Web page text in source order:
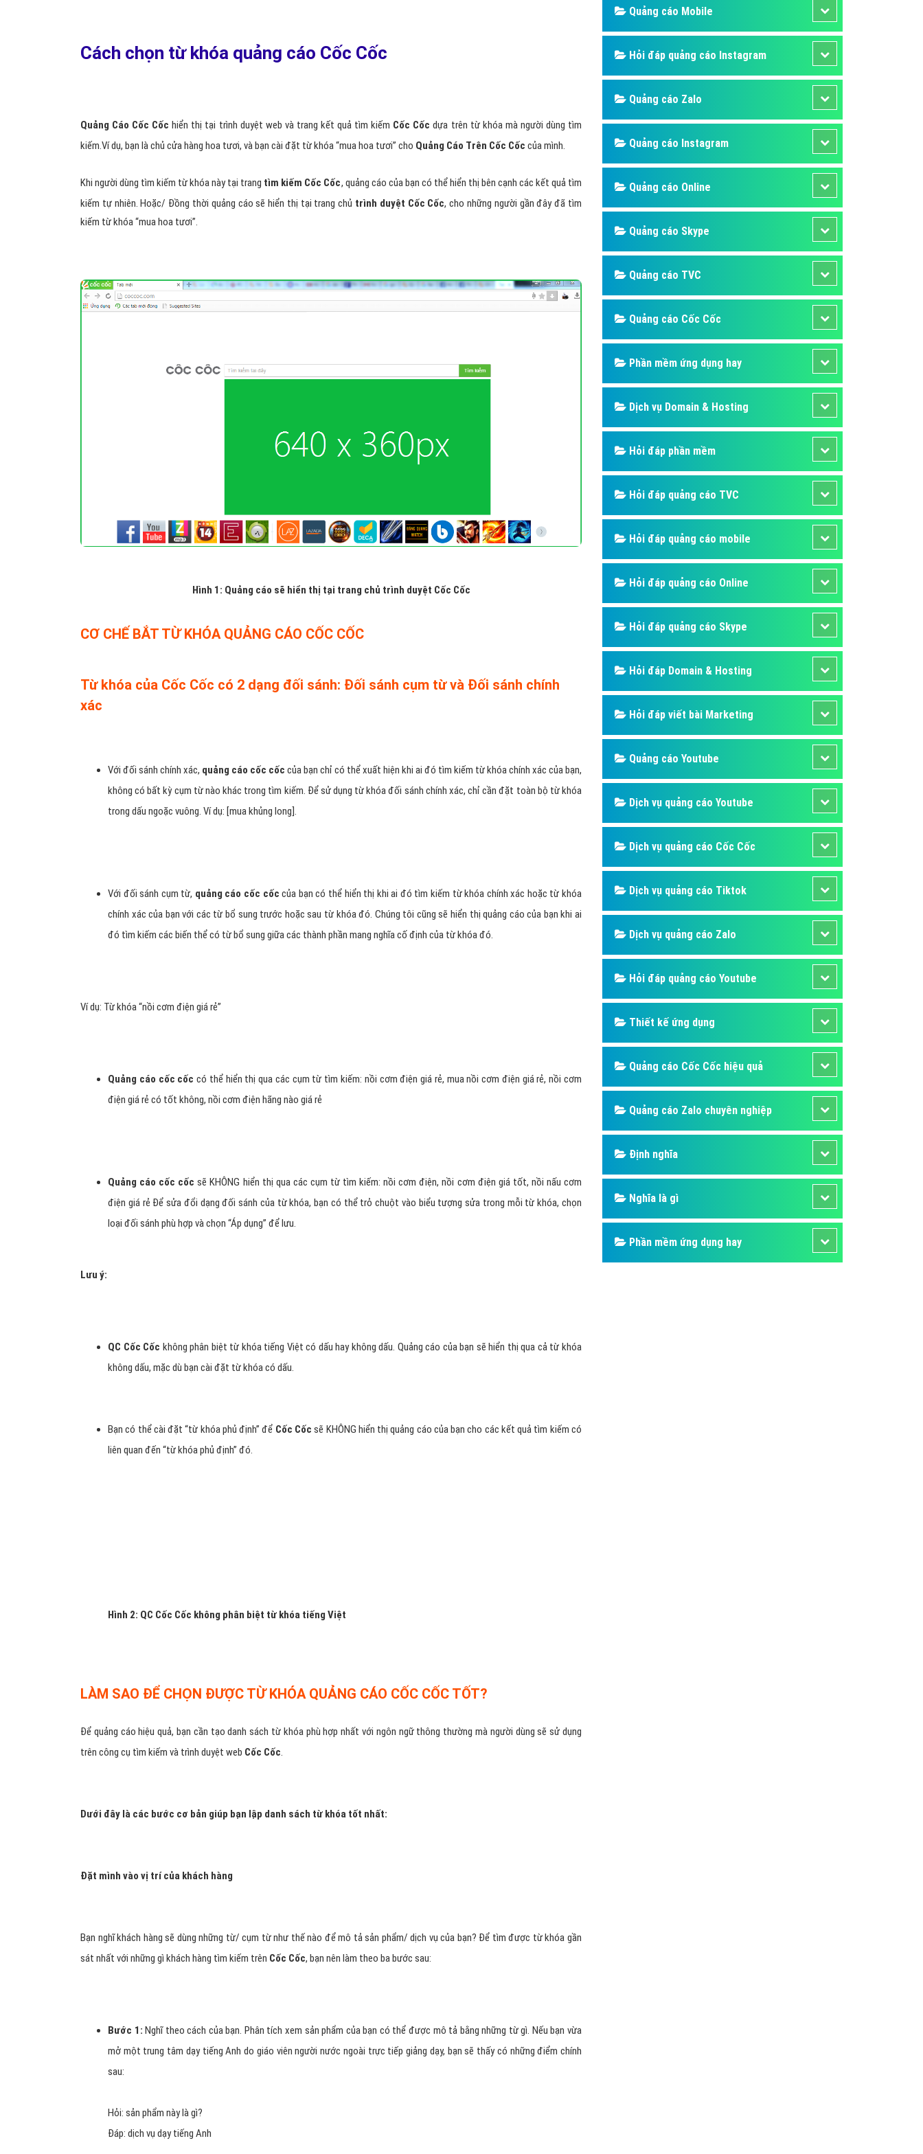
Hỏi đáp quảng cáo TVC
Hỏi đáp quảng cáo mobile
Hỏi đáp quảng cáo Online
Hỏi đáp quảng cáo Skype
Hỏi đáp Domain & Hosting
Dịch vụ quảng cáo Youtube
Dịch vụ quảng cáo Tiktok
Dịch vụ quảng cáo Zalo
Hỏi đáp quảng cáo Youtube
Quảng cáo Cốc Cốc hiệu quả
Nghĩa là gì
Phần mềm ứng dụng hay
Cách chọn từ khóa quảng cáo Cốc Cốc
Quảng Cáo Cốc Cốc hiển thị tại trình duyệt web và trang kết quả tìm kiếm Cốc Cốc dựa trên từ khóa mà người dùng tìm
kiếm.Ví dụ, bạn là chủ cửa hàng hoa tươi, và bạn cài đặt từ khóa “mua hoa tươi” cho Quảng Cáo Trên Cốc Cốc của mình.
Khi người dùng tìm kiếm từ khóa này tại trang tìm kiếm Cốc Cốc, quảng cáo của bạn có thể hiển thị bên cạnh các kết quả tìm
kiếm tự nhiên. Hoặc/ Đồng thời quảng cáo sẽ hiển thị tại trang chủ trình duyệt Cốc Cốc, cho những người gần đây đã tìm
kiếm từ khóa “mua hoa tươi”.
Hình 1: Quảng cáo sẽ hiển thị tại trang chủ trình duyệt Cốc Cốc
CƠ CHẾ BẮT TỪ KHÓA QUẢNG CÁO CỐC CỐC
Từ khóa của Cốc Cốc có 2 dạng đối sánh: Đối sánh cụm từ và Đối sánh chính
xác
Với đối sánh chính xác, quảng cáo cốc cốc của bạn chỉ có thể xuất hiện khi ai đó tìm kiếm từ khóa chính xác của bạn,
không có bất kỳ cụm từ nào khác trong tìm kiếm. Để sử dụng từ khóa đối sánh chính xác, chỉ cần đặt toàn bộ từ khóa
trong dấu ngoặc vuông. Ví dụ: [mua khủng long].
Với đối sánh cụm từ, quảng cáo cốc cốc của bạn có thể hiển thị khi ai đó tìm kiếm từ khóa chính xác hoặc từ khóa
chính xác của bạn với các từ bổ sung trước hoặc sau từ khóa đó. Chúng tôi cũng sẽ hiển thị quảng cáo của bạn khi ai
đó tìm kiếm các biến thể có từ bổ sung giữa các thành phần mang nghĩa cố định của từ khóa đó.
Ví dụ: Từ khóa “nồi cơm điện giá rẻ”
Quảng cáo cốc cốc có thể hiển thị qua các cụm từ tìm kiếm: nồi cơm điện giá rẻ, mua nồi cơm điện giá rẻ, nồi cơm
điện giá rẻ có tốt không, nồi cơm điện hãng nào giá rẻ
Quảng cáo cốc cốc sẽ KHÔNG hiển thị qua các cụm từ tìm kiếm: nồi cơm điện, nồi cơm điện giá tốt, nồi nấu cơm
điện giá rẻ Để sửa đổi dạng đối sánh của từ khóa, bạn có thể trỏ chuột vào biểu tượng sửa trong mỗi từ khóa, chọn
loại đối sánh phù hợp và chọn “Áp dụng” để lưu.
Lưu ý:
QC Cốc Cốc không phân biệt từ khóa tiếng Việt có dấu hay không dấu. Quảng cáo của bạn sẽ hiển thị qua cả từ khóa
không dấu, mặc dù bạn cài đặt từ khóa có dấu.
Bạn có thể cài đặt “từ khóa phủ định” để Cốc Cốc sẽ KHÔNG hiển thị quảng cáo của bạn cho các kết quả tìm kiếm có
liên quan đến “từ khóa phủ định” đó.
Để quảng cáo hiệu quả, bạn cần tạo danh sách từ khóa phù hợp nhất với ngôn ngữ thông thường mà người dùng sẽ sử dụng
trên công cụ tìm kiếm và trình duyệt webCốc Cốc.
Dưới đây là các bước cơ bản giúp bạn lập danh sách từ khóa tốt nhất:
Quảng cáo Mobile
Hỏi đáp quảng cáo Instagram
Quảng cáo Zalo
Quảng cáo Instagram
Quảng cáo Online
Quảng cáo Skype
Quảng cáo TVC
Quảng cáo Cốc Cốc
Phần mềm ứng dụng hay
Dịch vụ Domain & Hosting
Hỏi đáp phần mềm
Hỏi đáp quảng cáo TVC
Hỏi đáp quảng cáo mobile
Hỏi đáp quảng cáo Online
Hỏi đáp quảng cáo Skype
Hỏi đáp Domain & Hosting
Hỏi đáp viết bài Marketing
Quảng cáo Youtube
Dịch vụ quảng cáo Youtube
Dịch vụ quảng cáo Cốc Cốc
Dịch vụ quảng cáo Tiktok
Dịch vụ quảng cáo Zalo
Hỏi đáp quảng cáo Youtube
Thiết kế ứng dụng
Quảng cáo Cốc Cốc hiệu quả
Quảng cáo Zalo chuyên nghiệp
Định nghĩa
Nghĩa là gì
Phần mềm ứng dụng hay